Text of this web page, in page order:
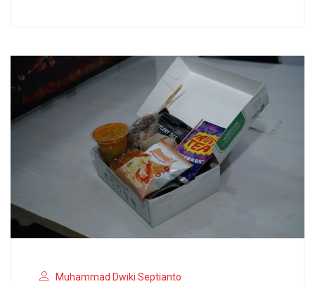
Muhammad Dwiki Septianto